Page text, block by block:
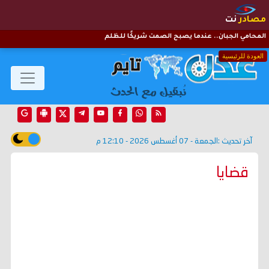
مصادرنت
العودة للرئيسية
المحامي الجبان.. عندما يصبح الصمت شريكًا للظلم